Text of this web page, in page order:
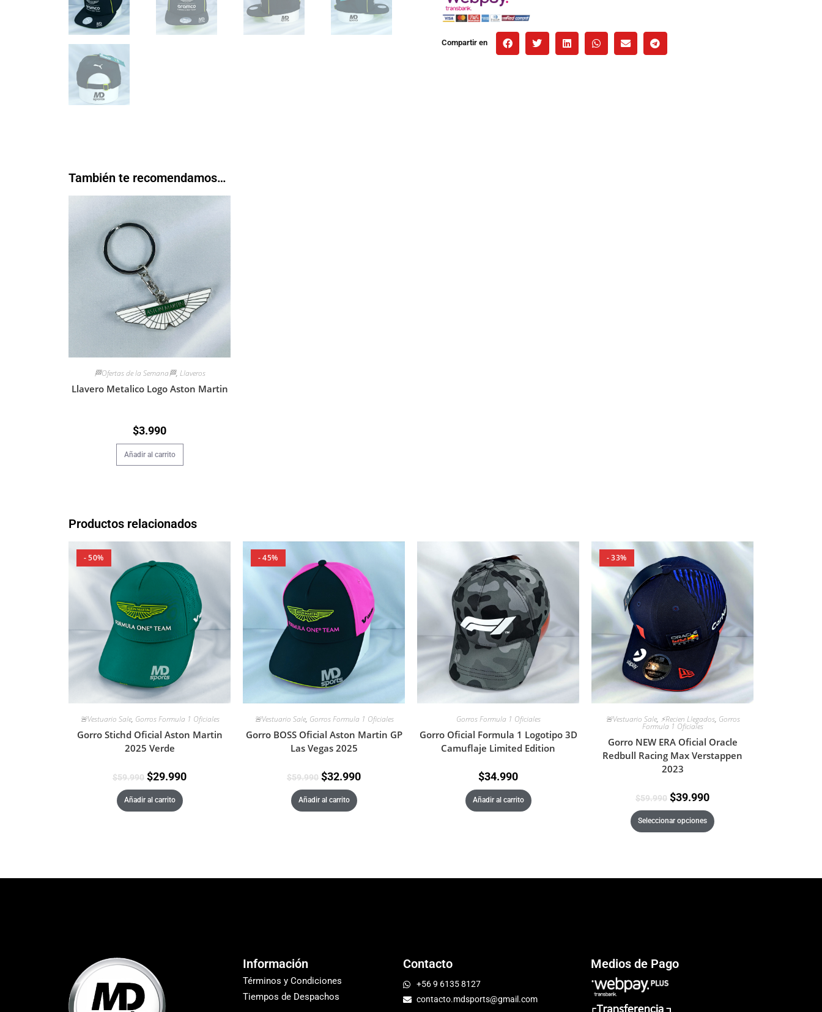
Compartir en
También te recomendamos…
🏁Ofertas de la Semana🏁, Llaveros
Llavero Metalico Logo Aston Martin
$3.990
Añadir al carrito
Productos relacionados
- 50%
🚨Vestuario Sale, Gorros Formula 1 Oficiales
Gorro Stichd Oficial Aston Martin
2025 Verde
$59.990 $29.990
Añadir al carrito
- 45%
🚨Vestuario Sale, Gorros Formula 1 Oficiales
Gorro BOSS Oficial Aston Martin GP
Las Vegas 2025
$59.990 $32.990
Añadir al carrito
Gorros Formula 1 Oficiales
Gorro Oficial Formula 1 Logotipo 3D
Camuflaje Limited Edition
$34.990
Añadir al carrito
- 33%
🚨Vestuario Sale, ⚡Recien Llegados, Gorros
Formula 1 Oficiales
Gorro NEW ERA Oficial Oracle
Redbull Racing Max Verstappen
2023
$59.990 $39.990
Seleccionar opciones
Información
Términos y Condiciones
Tiempos de Despachos
Contacto
+56 9 6135 8127
contacto.mdsports@gmail.com
Medios de Pago